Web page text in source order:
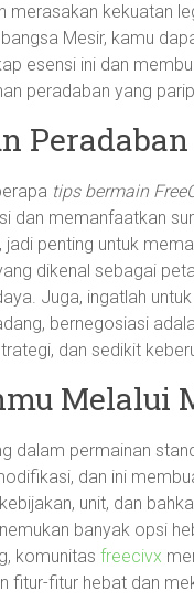
merasakan kekuatan
Mesir, kamu
esensi ini dan
peradaban yang
tips bermain
dan memanfaatkan
penting untuk
dikenal sebagai
Juga, ingatlah
bernegosiasi
dan sedikit
Melalui
dalam permainan
dan ini
unit, dan
banyak opsi
komunitas freecivx
fitur-fitur hebat dan